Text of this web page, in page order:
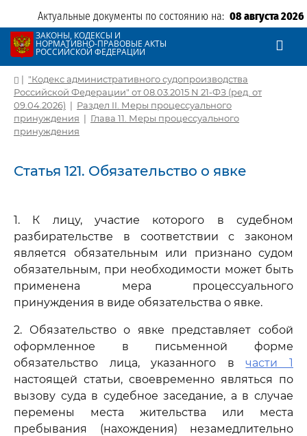
Актуальные документы по состоянию на: 08 августа 2026
ЗАКОНЫ, КОДЕКСЫ И
НОРМАТИВНО-ПРАВОВЫЕ АКТЫ
РОССИЙСКОЙ ФЕДЕРАЦИИ
| "Кодекс административного судопроизводства
Российской Федерации" от 08.03.2015 N 21-ФЗ (ред. от
09.04.2026) | Раздел II. Меры процессуального
принуждения | Глава 11. Меры процессуального
принуждения
Статья 121. Обязательство о явке
1. К лицу, участие которого в судебном
разбирательстве в соответствии с законом
является обязательным или признано судом
обязательным, при необходимости может быть
применена мера процессуального
принуждения в виде обязательства о явке.
2. Обязательство о явке представляет собой
оформленное в письменной форме
обязательство лица, указанного вчасти 1
настоящей статьи, своевременно являться по
вызову суда в судебное заседание, а в случае
перемены места жительства или места
пребывания (нахождения) незамедлительно